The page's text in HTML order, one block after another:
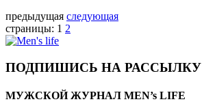
предыдущая следующая
страницы: 1 2
ПОДПИШИСЬ НА РАССЫЛКУ
МУЖСКОЙ ЖУРНАЛ MEN’s LIFE